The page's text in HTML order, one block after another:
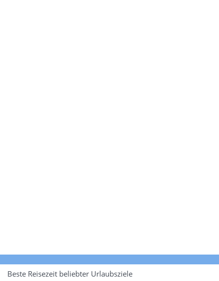
Beste Reisezeit beliebter Urlaubsziele